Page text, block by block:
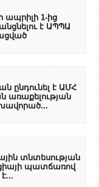
ապրիլի 1-ից
է ԱՊՊԱ
ընդունել է ԱՄՀ
առաքելության
տնտեսության
պատճառով